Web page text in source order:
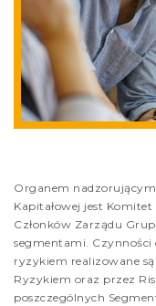
Organem
Kapitałowej jest
Członków Zarządu
segmentami. Czynności
ryzykiem realizowane
Ryzykiem oraz przez
poszczególnych